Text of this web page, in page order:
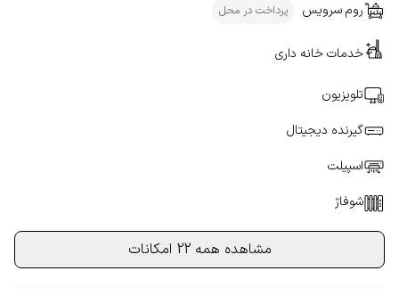
روم سرویس پرداخت در محل
خدمات خانه داری
تلویزیون
گیرنده دیجیتال
اسپیلت
شوفاژ
مشاهده همه 22 امکانات